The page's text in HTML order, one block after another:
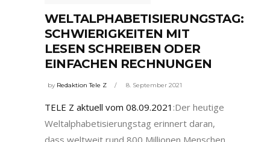
WELTALPHABETISIERUNGSTAG:
SCHWIERIGKEITEN MIT
LESEN SCHREIBEN ODER
EINFACHEN RECHNUNGEN
by Redaktion Tele Z 8. September 2021
TELE Z aktuell vom 08.09.2021 :Der heutige
Weltalphabetisierungstag erinnert daran,